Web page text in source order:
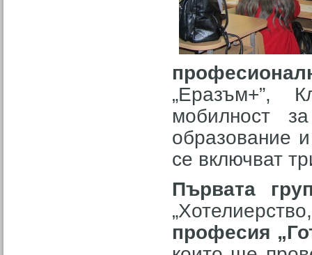
„Еразъм+”,
мобилност
образование
се включват
Първата
професия